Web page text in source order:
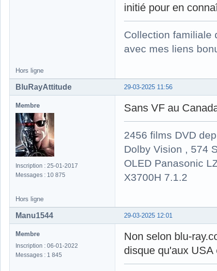
initié pour en
Collection familiale
avec mes liens
Hors ligne
29-03-2025 11:56
BluRayAttitude
Membre
Inscription : 25-01-2017
Messages : 10 875
Sans VF au
2456 films DVD
Dolby Vision , 574
OLED Panasonic
X3700H 7.1.2
Hors ligne
29-03-2025 12:01
Manu1544
Membre
Inscription : 06-01-2022
Messages : 1 845
Non selon blu-
disque qu'aux USA